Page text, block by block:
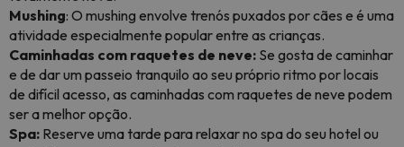
Mushing: O mushing envolve trenós puxados por cães e é uma
atividade especialmente popular entre as crianças.
Caminhadas com raquetes de neve: Se gosta de caminhar
e de dar um passeio tranquilo ao seu próprio ritmo por locais
de difícil acesso, as caminhadas com raquetes de neve podem
ser a melhor opção.
Spa: Reserve uma tarde para relaxar no spa do seu hotel ou